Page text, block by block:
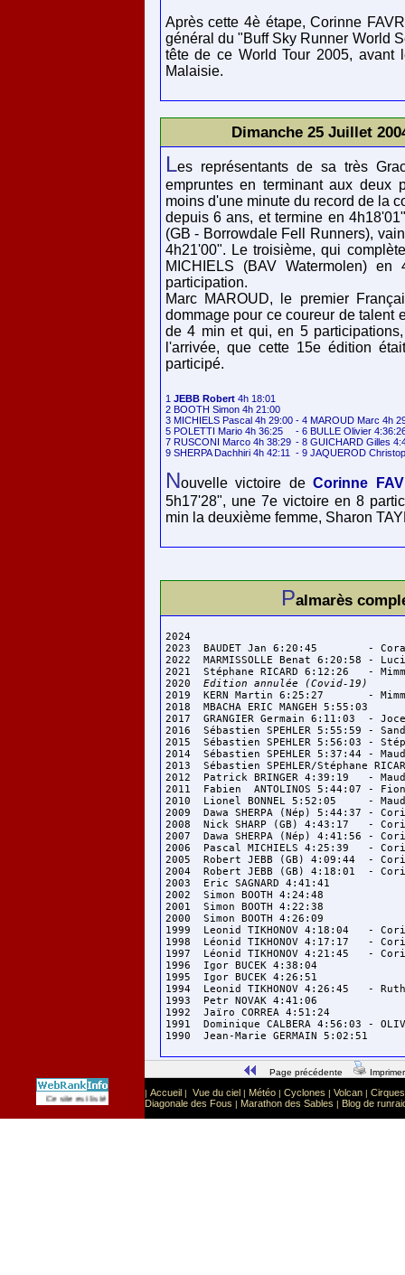
Après cette 4è étape, Corinne
général du "Buff Sky Runner World
tête de ce World Tour 2005,
Malaisie.
Dimanche 25 Juillet
Les représentants de sa très
empruntes en terminant aux deux
moins d'une minute du record de la
depuis 6 ans, et termine en
(GB - Borrowdale Fell Runners),
4h21'00". Le troisième, qui
MICHIELS (BAV Watermolen)
participation.
Marc MAROUD, le premier
dommage pour ce coureur de talent
de 4 min et qui, en 5
l'arrivée, que cette 15e édition
participé.
1 JEBB Robert 4h 18:01
2 BOOTH Simon 4h 21:00
3 MICHIELS Pascal 4h 29:00	- 4 MAROUD Marc 4h 29:12
5 POLETTI Mario 4h 36:25	- 6 BULLE Olivier 4:36:26
7 RUSCONI Marco 4h 38:29	- 8 GUICHARD Gilles 4:40:17
9 SHERPA Dachhiri 4h 42:11	- 9
Nouvelle victoire deCorinne
5h17'28", une 7e victoire en 8
min la deuxième femme, Sharon
Palmarès
2024
2023  BAUDET Jan 6:20:45	- Coralie BLANCHARD 8:00:26
2022  MARMISSOLLE Benat 6:20:58	- Lucie BIDAULT 7:41:08
2021  Stéphane RICARD 6:12:26	- Mimmi KOTKA 7:16:39 (2ème victoire)
2020 Edition annulée (Covid-19)
2019  KERN Martin 6:25:27 	- Mimmi KOTKA 7:01:11 (5ème)
2018  MBACHA ERIC MANGEH 5:55:03	- Maryline NAKACHE 7:33:32
2017  GRANGIER Germain 6:11:03	- Jocelyne PAULY 7:35:50
2016  Sébastien SPEHLER 5:55:59	- Sandra MARTIN 7:06:45
2015  Sébastien SPEHLER 5:56:03	- Stéphanie DUC 7:28:24
2014  Sébastien SPEHLER 5:37:44	- Maud GOBERT 6:51:31
2013  Sébastien SPEHLER/Stéphane RICARD 6:03:34	 - Aline
2012  Patrick BRINGER 4:39:19	- Maud GOBERT 5:28:52
2011  Fabien  ANTOLINOS 5:44:07	- Fiona PORTE 6:38:04
2010  Lionel BONNEL 5:52:05	- Maud GIRAUD 6:36:17
2009  Dawa SHERPA (Nép) 5:44:37	- Corinne FAVRE 6:45:47 (14ème victoire !)
2008  Nick SHARP (GB) 4:43:17	- Corinne FAVRE 5:31:11
2007  Dawa SHERPA (Nép) 4:41:56	- Corinne FAVRE 5:14:26
2006  Pascal MICHIELS 4:25:39  	- Corinne FAVRE 5:09:39
2005  Robert JEBB (GB) 4:09:44 	- Corinne FAVRE 5:12:30
2004  Robert JEBB (GB) 4:18:01	- Corinne FAVRE 5:17:28
2003  Eric SAGNARD 4:41:41		- Corinne FAVRE 5:32:50
2002  Simon BOOTH 4:24:48		- Corinne RAUX  4:55:08 (8ème au scratch)
2001  Simon BOOTH 4:22:38		- Corinne FAVRE 5:11:20
2000  Simon BOOTH 4:26:09		- Karine HERRY  5:31:42
1999  Leonid TIKHONOV 4:18:04	- Corinne FAVRE 5:13:08
1998  Léonid TIKHONOV 4:17:17	- Corinne FAVRE 4:51:50 (10ème au scratch)
1997  Léonid TIKHONOV 4:21:45	- Corinne FAVRE 5:14:38
1996  Igor BUCEK 4:38:04		- Corinne FAVRE 5:17:54
1995  Igor BUCEK 4:26:51		- Corinne FAVRE 5:35:02
1994  Leonid TIKHONOV 4:26:45	- Ruth PICKVANCE 5:28:51
1993  Petr NOVAK 4:41:06		- Ruth PICKVANCE 5:22:25
1992  Jaïro CORREA 4:51:24		- Corinne FAVRE 5:59:16
1991  Dominique CALBERA 4:56:03	- OLIVE Isabelle 6:35:02
Page précédente
Ce site est listé dans la catégorieSport :Sports extrêmes
| Accueil | Vue du ciel | Météo | Cyclones | Volcan |
Diagonale des Fous | Marathon des Sables | Blog de